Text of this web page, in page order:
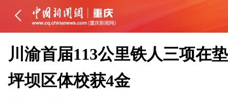
川渝首届113公里铁人三项在
坪坝区体校获4金